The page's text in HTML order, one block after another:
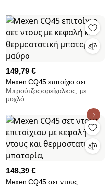
149,79 €
Mexen CQ45 επιτοίχιο σετ
ντους με κεφαλή και
θερμοστατική μπαταρία, μαύρο
Μπρούτζος/ορείχαλκος, με
μοχλό
148,39 €
Mexen CQ45 σετ ντους